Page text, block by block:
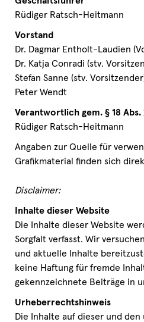
Rüdiger Ratsch-Heitmann
Vorstand
Dr. Dagmar Entholt-Laudien
Dr. Katja Conradi (stv.
Stefan Sanne (stv.
Peter Wendt
Verantwortlich gem. § 18 Abs.
Rüdiger Ratsch-Heitmann
Angaben zur Quelle für
Grafikmaterial finden sich
Disclaimer:
Inhalte dieser Website
Die Inhalte dieser Website
Sorgfalt verfasst. Wir
und aktuelle Inhalte
keine Haftung für fremde
gekennzeichnete Beiträge in
Urheberrechtshinweis
Die Inhalte auf dieser und den